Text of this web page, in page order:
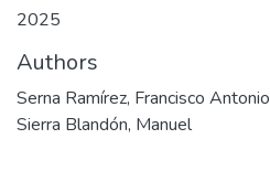
2025
Authors
Serna Ramírez, Francisco Antonio
Sierra Blandón, Manuel